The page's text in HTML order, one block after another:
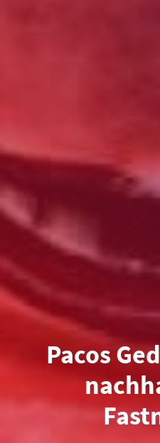
Pacos